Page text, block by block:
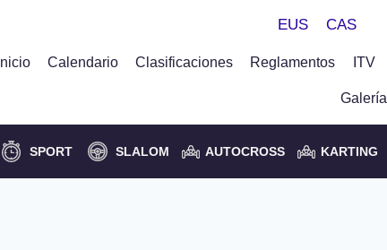
EUS CAS
Inicio Calendario Clasificaciones Reglamentos ITV
Galería
SPORT SLALOM AUTOCROSS KARTING